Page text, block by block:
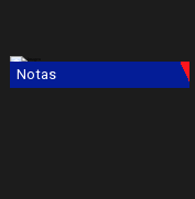
Notas